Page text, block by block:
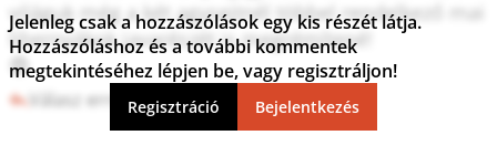
világuk még a két agysejtnél többel rendelkező mai
libernyákok javarészét is megrémítené!
😨
Válasz erre 11 0
Jelenleg csak a hozzászólások egy kis részét látja.
Hozzászóláshoz és a további kommentek
megtekintéséhez lépjen be, vagy regisztráljon!
Regisztráció Bejelentkezés